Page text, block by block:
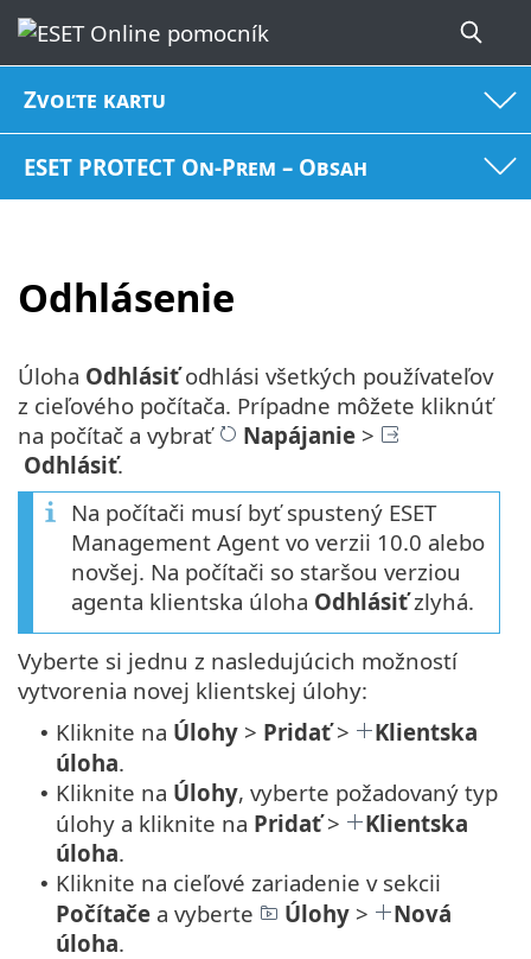
Zvoľte kartu
ESET PROTECT On-Prem – Obsah
Odhlásenie
Úloha Odhlásiťodhlási všetkých používateľov
z cieľového počítača. Prípadne môžete kliknúť
na počítač a vybrať
Napájanie >
Odhlásiť.
Na počítači musí byť spustený ESET
Management Agent vo verzii 10.0 alebo
novšej. Na počítači so staršou verziou
agenta klientska úloha Odhlásiťzlyhá.
Vyberte si jednu z nasledujúcich možností
vytvorenia novej klientskej úlohy:
• Kliknite na Úlohy > Pridať>
Klientska
úloha.
• Kliknite na Úlohy, vyberte požadovaný typ
úlohy a kliknite na Pridať>
Klientska
úloha.
• Kliknite na cieľové zariadenie v sekcii
Počítače a vyberte Úlohy >
Nová
úloha.